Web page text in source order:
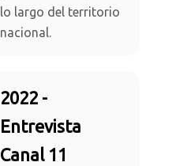
lo largo del territorio
nacional.
2022 -
Entrevista
Canal 11